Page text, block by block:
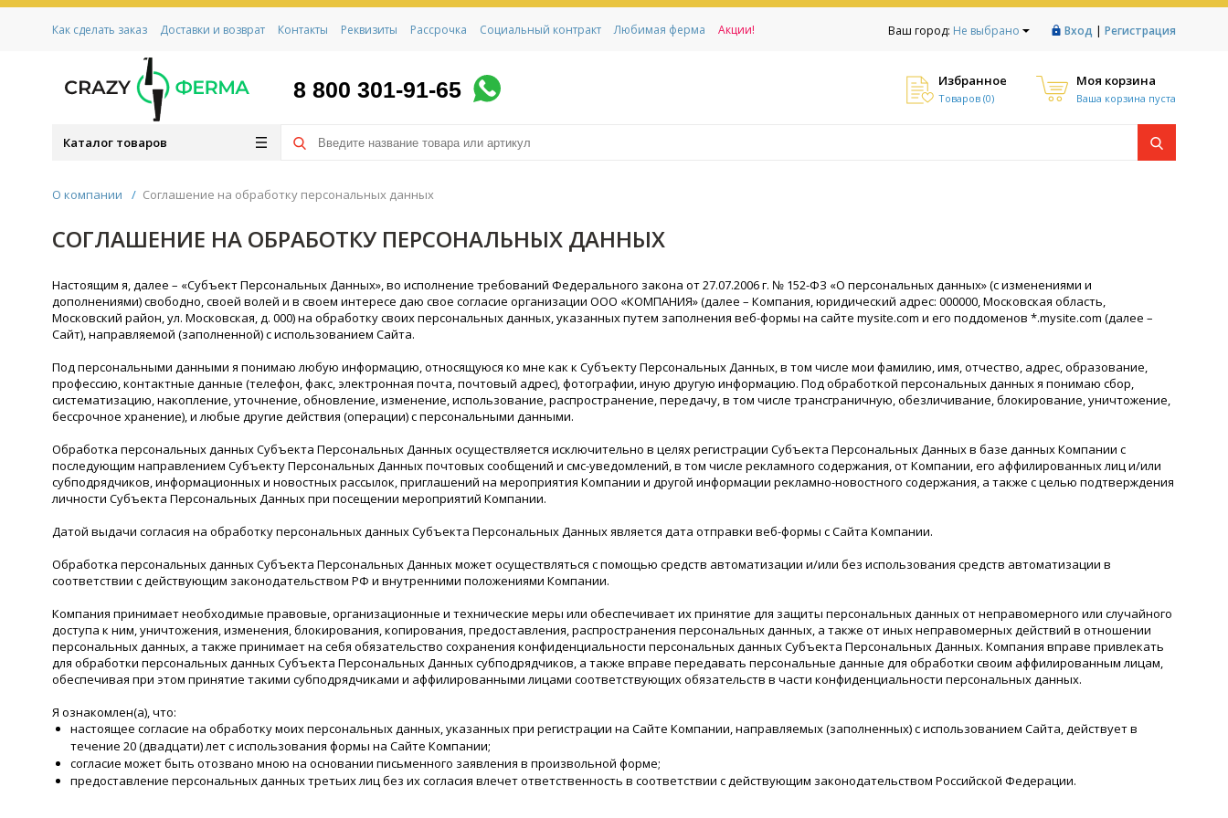
Ваш город: Не выбрано Вход | Регистрация
Как сделать заказ Доставки и возврат Контакты Реквизиты Рассрочка Социальный контракт Любимая ферма Акции!
8 800 301-91-65 Избранное
Товаров (0)
Моя корзина
Ваша корзина пуста
Каталог товаров
О компании / Соглашение на обработку персональных данных
СОГЛАШЕНИЕ НА ОБРАБОТКУ ПЕРСОНАЛЬНЫХ ДАННЫХ
Настоящим я, далее – «Субъект Персональных Данных», во исполнение требований Федерального закона от 27.07.2006 г. № 152-ФЗ «О персональных данных» (с изменениями и
дополнениями) свободно, своей волей и в своем интересе даю свое согласие организации ООО «КОМПАНИЯ» (далее – Компания, юридический адрес: 000000, Московская область,
Московский район, ул. Московская, д. 000) на обработку своих персональных данных, указанных путем заполнения веб-формы на сайте mysite.com и его поддоменов *.mysite.com (далее –
Сайт), направляемой (заполненной) с использованием Сайта.
Под персональными данными я понимаю любую информацию, относящуюся ко мне как к Субъекту Персональных Данных, в том числе мои фамилию, имя, отчество, адрес, образование,
профессию, контактные данные (телефон, факс, электронная почта, почтовый адрес), фотографии, иную другую информацию. Под обработкой персональных данных я понимаю сбор,
систематизацию, накопление, уточнение, обновление, изменение, использование, распространение, передачу, в том числе трансграничную, обезличивание, блокирование, уничтожение,
бессрочное хранение), и любые другие действия (операции) с персональными данными.
Обработка персональных данных Субъекта Персональных Данных осуществляется исключительно в целях регистрации Субъекта Персональных Данных в базе данных Компании с
последующим направлением Субъекту Персональных Данных почтовых сообщений и смс-уведомлений, в том числе рекламного содержания, от Компании, его аффилированных лиц и/или
субподрядчиков, информационных и новостных рассылок, приглашений на мероприятия Компании и другой информации рекламно-новостного содержания, а также с целью подтверждения
личности Субъекта Персональных Данных при посещении мероприятий Компании.
Датой выдачи согласия на обработку персональных данных Субъекта Персональных Данных является дата отправки веб-формы с Сайта Компании.
Обработка персональных данных Субъекта Персональных Данных может осуществляться с помощью средств автоматизации и/или без использования средств автоматизации в
соответствии с действующим законодательством РФ и внутренними положениями Компании.
Компания принимает необходимые правовые, организационные и технические меры или обеспечивает их принятие для защиты персональных данных от неправомерного или случайного
доступа к ним, уничтожения, изменения, блокирования, копирования, предоставления, распространения персональных данных, а также от иных неправомерных действий в отношении
персональных данных, а также принимает на себя обязательство сохранения конфиденциальности персональных данных Субъекта Персональных Данных. Компания вправе привлекать
для обработки персональных данных Субъекта Персональных Данных субподрядчиков, а также вправе передавать персональные данные для обработки своим аффилированным лицам,
обеспечивая при этом принятие такими субподрядчиками и аффилированными лицами соответствующих обязательств в части конфиденциальности персональных данных.
Я ознакомлен(а), что:
настоящее согласие на обработку моих персональных данных, указанных при регистрации на Сайте Компании, направляемых (заполненных) с использованием Cайта, действует в
течение 20 (двадцати) лет с использования формы на Cайте Компании;
согласие может быть отозвано мною на основании письменного заявления в произвольной форме;
предоставление персональных данных третьих лиц без их согласия влечет ответственность в соответствии с действующим законодательством Российской Федерации.